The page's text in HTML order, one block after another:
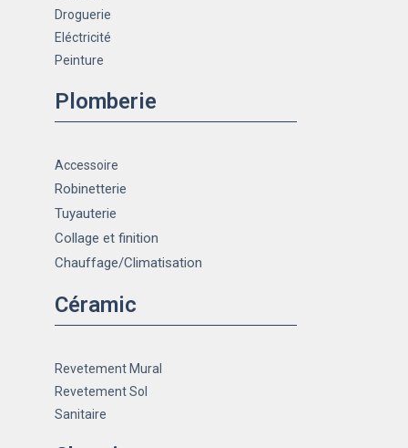
Droguerie
Eléctricité
Peinture
Plomberie
Accessoire
Robinetterie
Tuyauterie
Collage et finition
Chauffage/Climatisation
Céramic
Revetement Mural
Revetement Sol
Sanitaire